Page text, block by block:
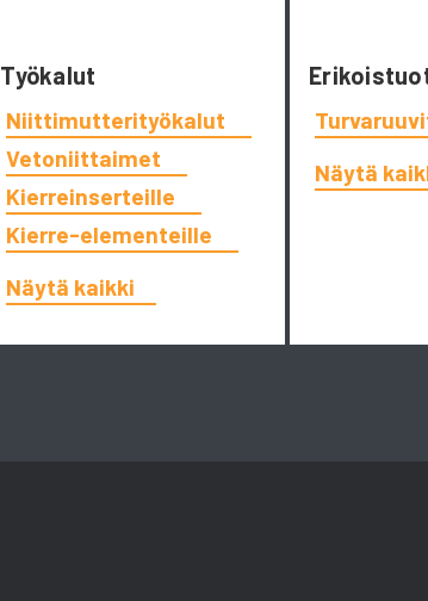
Työkalut
Niittimutterityökalut
Vetoniittaimet
Kierreinserteille
Kierre-elementeille
Näytä kaikki
Näytä